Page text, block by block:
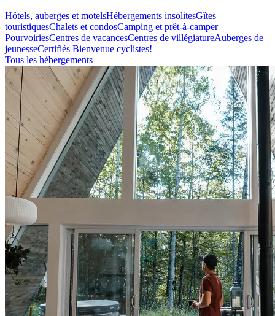
Hôtels, auberges et motelsHébergements insolitesGîtes
touristiquesChalets et condosCamping et prêt-à-camper
PourvoiriesCentres de vacancesCentres de villégiatureAuberges de
jeunesseCertifiés Bienvenue cyclistes!
Tous les hébergements